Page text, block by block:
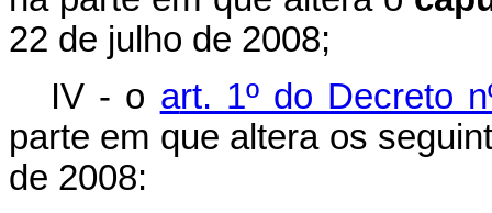
22 de julho de 2008;
IV - o art. 1º do Decreto
parte em que altera os
de 2008: